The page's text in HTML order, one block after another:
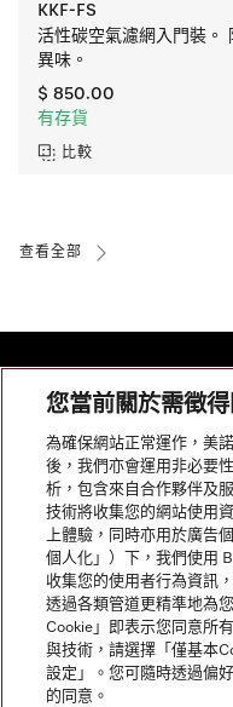
KKF-FS
活性碳空氣濾網入門裝。
異味。
$ 850.00
有存貨
比較
查看全部
網站導航
服務
您當前關於需徵
為確保網站正常運作，美
後，我們亦會運用非必要
析，包含來自合作夥伴及
技術將收集您的網站使用
上體驗，同時亦用於廣告
個人化」）下，我們使用
收集您的使用者行為資訊
透過各類管道更精準地為
Cookie」即表示您同意所
與技術，請選擇「僅基本
設定」。您可隨時透過偏
的同意。